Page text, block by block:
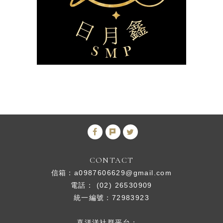
CONTACT
信箱： a0987606629@gmail.com
電話： (02) 26530909
統一編號：72983923